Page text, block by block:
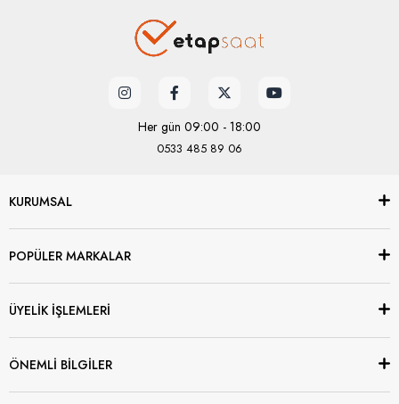
Her gün 09:00 - 18:00
0533 485 89 06
KURUMSAL
POPÜLER MARKALAR
ÜYELİK İŞLEMLERİ
ÖNEMLİ BİLGİLER